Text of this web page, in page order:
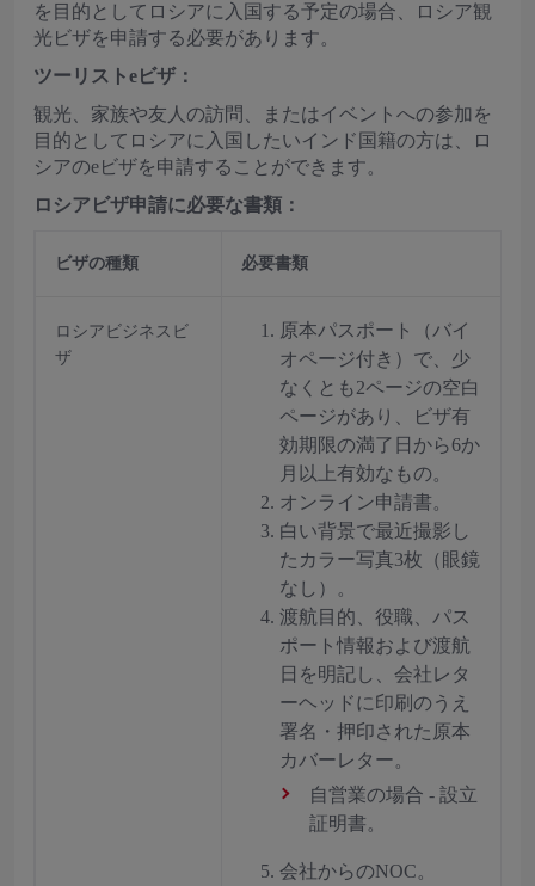
を目的としてロシアに入国する予定の場合、ロシア観
光ビザを申請する必要があります。
ツーリストeビザ：
観光、家族や友人の訪問、またはイベントへの参加を
目的としてロシアに入国したいインド国籍の方は、ロ
シアのeビザを申請することができます。
ロシアビザ申請に必要な書類：
ビザの種類 必要書類
ロシアビジネスビ
ザ
原本パスポート（バイ
オページ付き）で、少
なくとも2ページの空白
ページがあり、ビザ有
効期限の満了日から6か
月以上有効なもの。
オンライン申請書。
白い背景で最近撮影し
たカラー写真3枚（眼鏡
なし）。
渡航目的、役職、パス
ポート情報および渡航
日を明記し、会社レタ
ーヘッドに印刷のうえ
署名・押印された原本
カバーレター。
自営業の場合 - 設立
証明書。
会社からのNOC。